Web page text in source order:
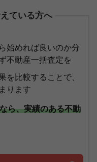
ている方へ
始めれば良いのか分
不動産一括査定を
を比較することで、
ります
ら、実績のある不動